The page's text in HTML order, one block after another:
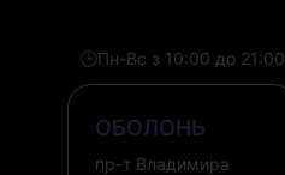
🕒Пн-Вс з 10:00 до 21:00
ОБОЛОНЬ
пр-т Владимира